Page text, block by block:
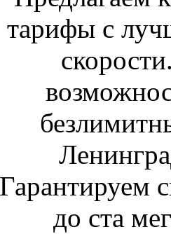
тарифы с
Гарантируем
до ста